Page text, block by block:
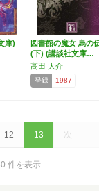
庫)
図書館の魔女 烏の
(下) (講談社文庫…
高田 大介
登録 1987
12 13 次
件を表示